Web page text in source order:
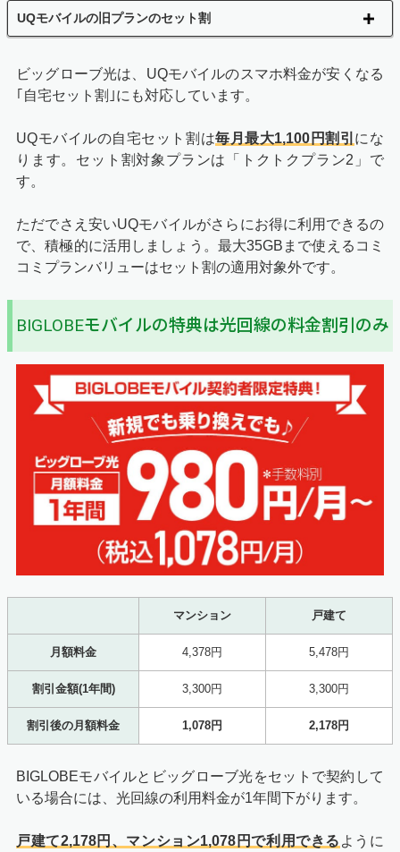
UQモバイルの旧プランのセット割
ビッグローブ光は、UQモバイルのスマホ料金が安くなる
｢自宅セット割｣にも対応しています。
UQモバイルの自宅セット割は毎月最大1,100円割引 にな
ります。セット割対象プランは「トクトクプラン2」で
す。
ただでさえ安いUQモバイルがさらにお得に利用できるの
で、積極的に活用しましょう。最大35GBまで使えるコミ
コミプランバリューはセット割の適用対象外です。
BIGLOBEモバイルの特典は光回線の料金割引のみ
マンション 戸建て
月額料金 4,378円 5,478円
割引金額(1年間) 3,300円 3,300円
割引後の月額料金 1,078円 2,178円
BIGLOBEモバイルとビッグローブ光をセットで契約して
いる場合には、光回線の利用料金が1年間下がります。
戸建て2,178円、マンション1,078円で利用できる ように